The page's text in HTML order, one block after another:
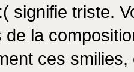
signifie triste.
de la
ces